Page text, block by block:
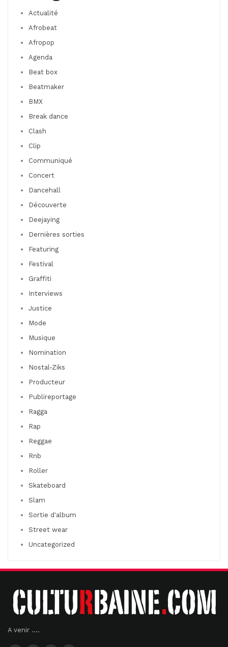
Actualité
Afrobeat
Afropop
Agenda
Beat box
Beatmaker
BMX
Break dance
Clash
Clip
Communiqué
Concert
Dancehall
Découverte
Deejaying
Dernières sorties
Featuring
Festival
Graffiti
Interviews
Justice
Mode
Musique
Nomination
Nostal-Ziks
Producteur
Publireportage
Ragga
Rap
Reggae
Rnb
Roller
Skateboard
Slam
Sortie d'album
Street wear
Uncategorized
A venir ....